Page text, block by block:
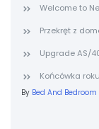
Welcome to
Przekręt z
Upgrade AS/
Końcówka
By Bed And Bedroom